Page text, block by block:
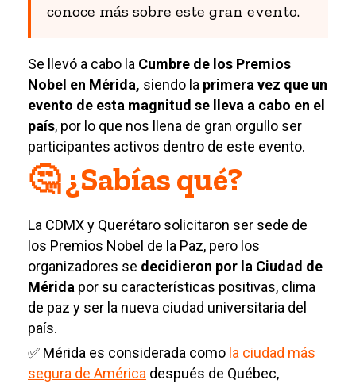
conoce más sobre este gran evento.
Se llevó a cabo la Cumbre de los Premios
Nobel en Mérida, siendo la primera vez que un
evento de esta magnitud se lleva a cabo en el
país, por lo que nos llena de gran orgullo ser
participantes activos dentro de este evento.
🤔 ¿Sabías qué?
La CDMX y Querétaro solicitaron ser sede de
los Premios Nobel de la Paz, pero los
organizadores se decidieron por la Ciudad de
Mérida por su características positivas, clima
de paz y ser la nueva ciudad universitaria del
país.
✅ Mérida es considerada como la ciudad más
segura de América después de Québec,